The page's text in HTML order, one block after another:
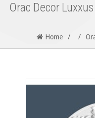
Orac Decor
Home / /